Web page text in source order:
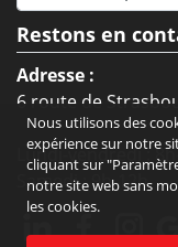
Restons en
Adresse :
6 route de
Lundi-vendredi :
Samedi : 9h-12h
Nous utilisons des
expérience sur notre
cliquant sur
notre site web sans
les cookies.